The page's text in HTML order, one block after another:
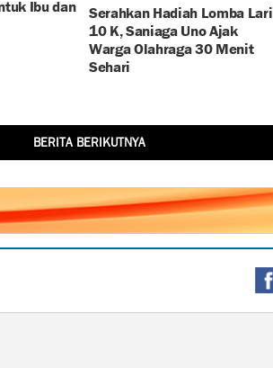
Ibu dan
Serahkan Hadiah Lomba Lari
10 K, Saniaga Uno Ajak
Warga Olahraga 30 Menit
Sehari
BERITA BERIKUTNYA